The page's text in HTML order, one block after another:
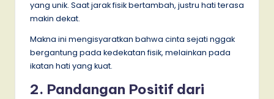
yang unik. Saat jarak fisik bertambah, justru hati terasa
makin dekat.
Makna ini mengisyaratkan bahwa cinta sejati nggak
bergantung pada kedekatan fisik, melainkan pada
ikatan hati yang kuat.
2. Pandangan Positif dari